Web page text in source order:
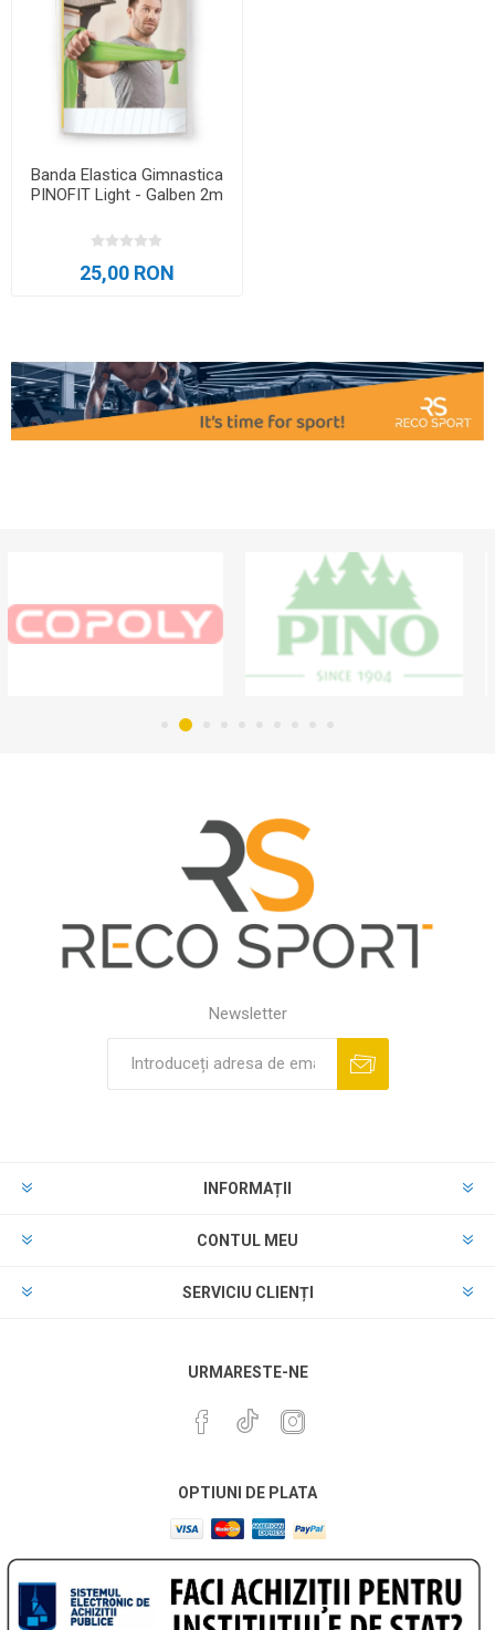
Banda Elastica Gimnastica
PINOFIT Light - Galben 2m
25,00 RON
Newsletter
INFORMAȚII
CONTUL MEU
SERVICIU CLIENȚI
URMARESTE-NE
OPTIUNI DE PLATA